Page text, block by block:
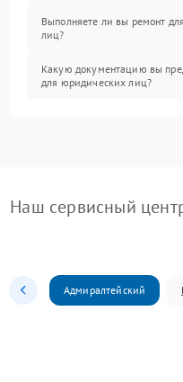
Выполняете ли вы ремонт
лиц?
Какую документацию вы
для юридических лиц?
Наш сервисный
Адмиралтейский